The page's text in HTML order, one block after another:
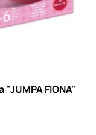
"JUMPA FIONA"